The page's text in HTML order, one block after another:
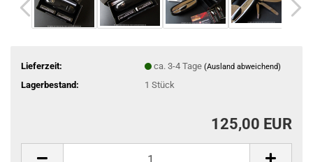
Lieferzeit: ca. 3-4 Tage (Ausland abweichend)
Lagerbestand: 1 Stück
125,00 EUR